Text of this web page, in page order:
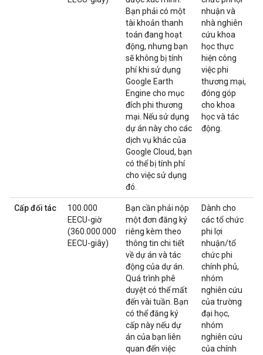
Bạn phải có một
tài khoản thanh
toán đang hoạt
động, nhưng bạn
sẽ không bị tính
phí khi sử dụng
Google Earth
Engine cho mục
đích phi thương
mại. Nếu sử dụng
dự án này cho các
dịch vụ khác của
Google Cloud, bạn
có thể bị tính phí
cho việc sử dụng
đó.
nhuận và
nhà nghiên
cứu khoa
học thực
hiện công
việc phi
thương mại,
đóng góp
cho khoa
học và tác
động.
Cấp đối tác
100.000
EECU-giờ
(360.000.000
EECU-giây)
Bạn cần phải nộp
một đơn đăng ký
riêng kèm theo
thông tin chi tiết
về dự án và tác
động của dự án.
Quá trình phê
duyệt có thể mất
đến vài tuần. Bạn
có thể đăng ký
cấp này nếu dự
án của bạn liên
quan đến việc
Dành cho
các tổ chức
phi lợi
nhuận/tổ
chức phi
chính phủ,
nhóm
nghiên cứu
của trường
đại học,
nhóm
nghiên cứu
của chính